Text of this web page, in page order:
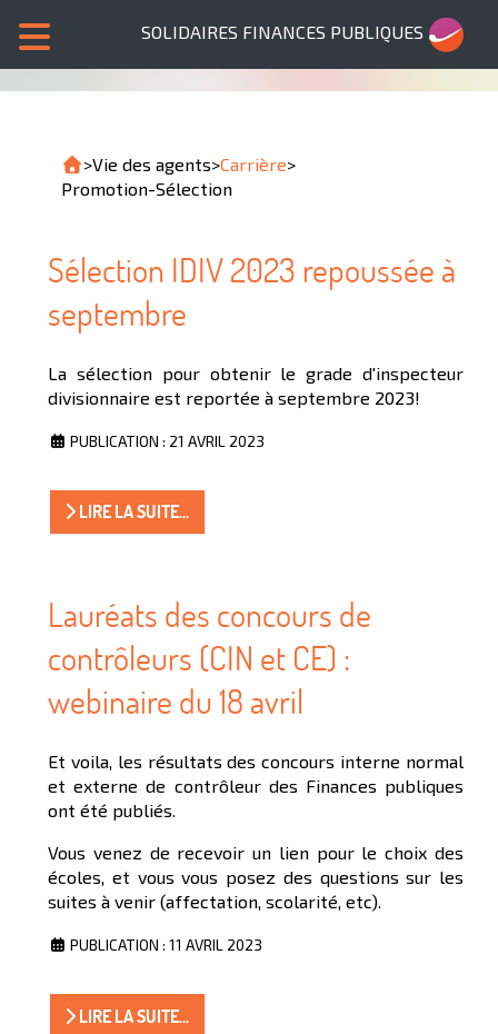
SOLIDAIRES FINANCES PUBLIQUES
>Vie des agents>Carrière>
Promotion-Sélection
Sélection IDIV 2023 repoussée à
septembre
La sélection pour obtenir le grade d'inspecteur
divisionnaire est reportée à septembre 2023!
PUBLICATION : 21 AVRIL 2023
LIRE LA SUITE...
Lauréats des concours de
contrôleurs (CIN et CE) :
webinaire du 18 avril
Et voila, les résultats des concours interne normal
et externe de contrôleur des Finances publiques
ont été publiés.
Vous venez de recevoir un lien pour le choix des
écoles, et vous vous posez des questions sur les
suites à venir (affectation, scolarité, etc).
PUBLICATION : 11 AVRIL 2023
LIRE LA SUITE...